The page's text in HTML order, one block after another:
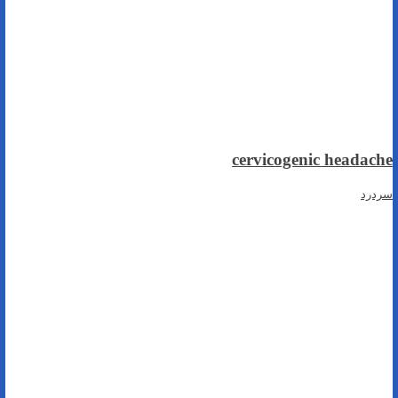
cervicogenic headache
سردرد